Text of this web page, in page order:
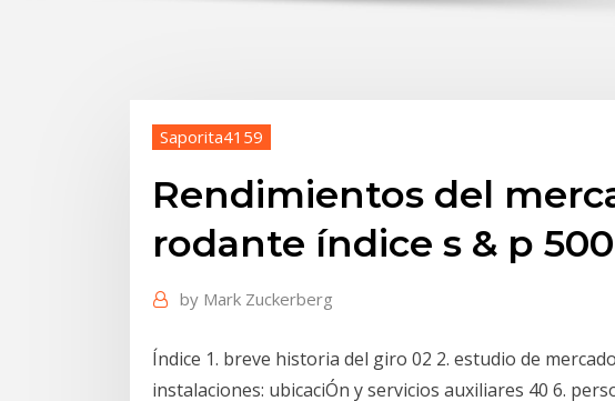
Saporita4159
Rendimientos del
rodante índice s & p 500
by Mark Zuckerberg
Índice 1. breve historia del giro 02 2. estudio de
instalaciones: ubicaciÓn y servicios auxiliares 40 6.